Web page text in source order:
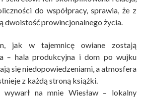
do współpracy, sprawia, że z
dwoistość prowincjonalnego życia.
jak w tajemnicę owiane zostają
– hala produkcyjna i dom po wujku
się niedopowiedzeniami, a atmosfera
z każdą stroną książki.
wywarł na mnie Wiesław – lokalny